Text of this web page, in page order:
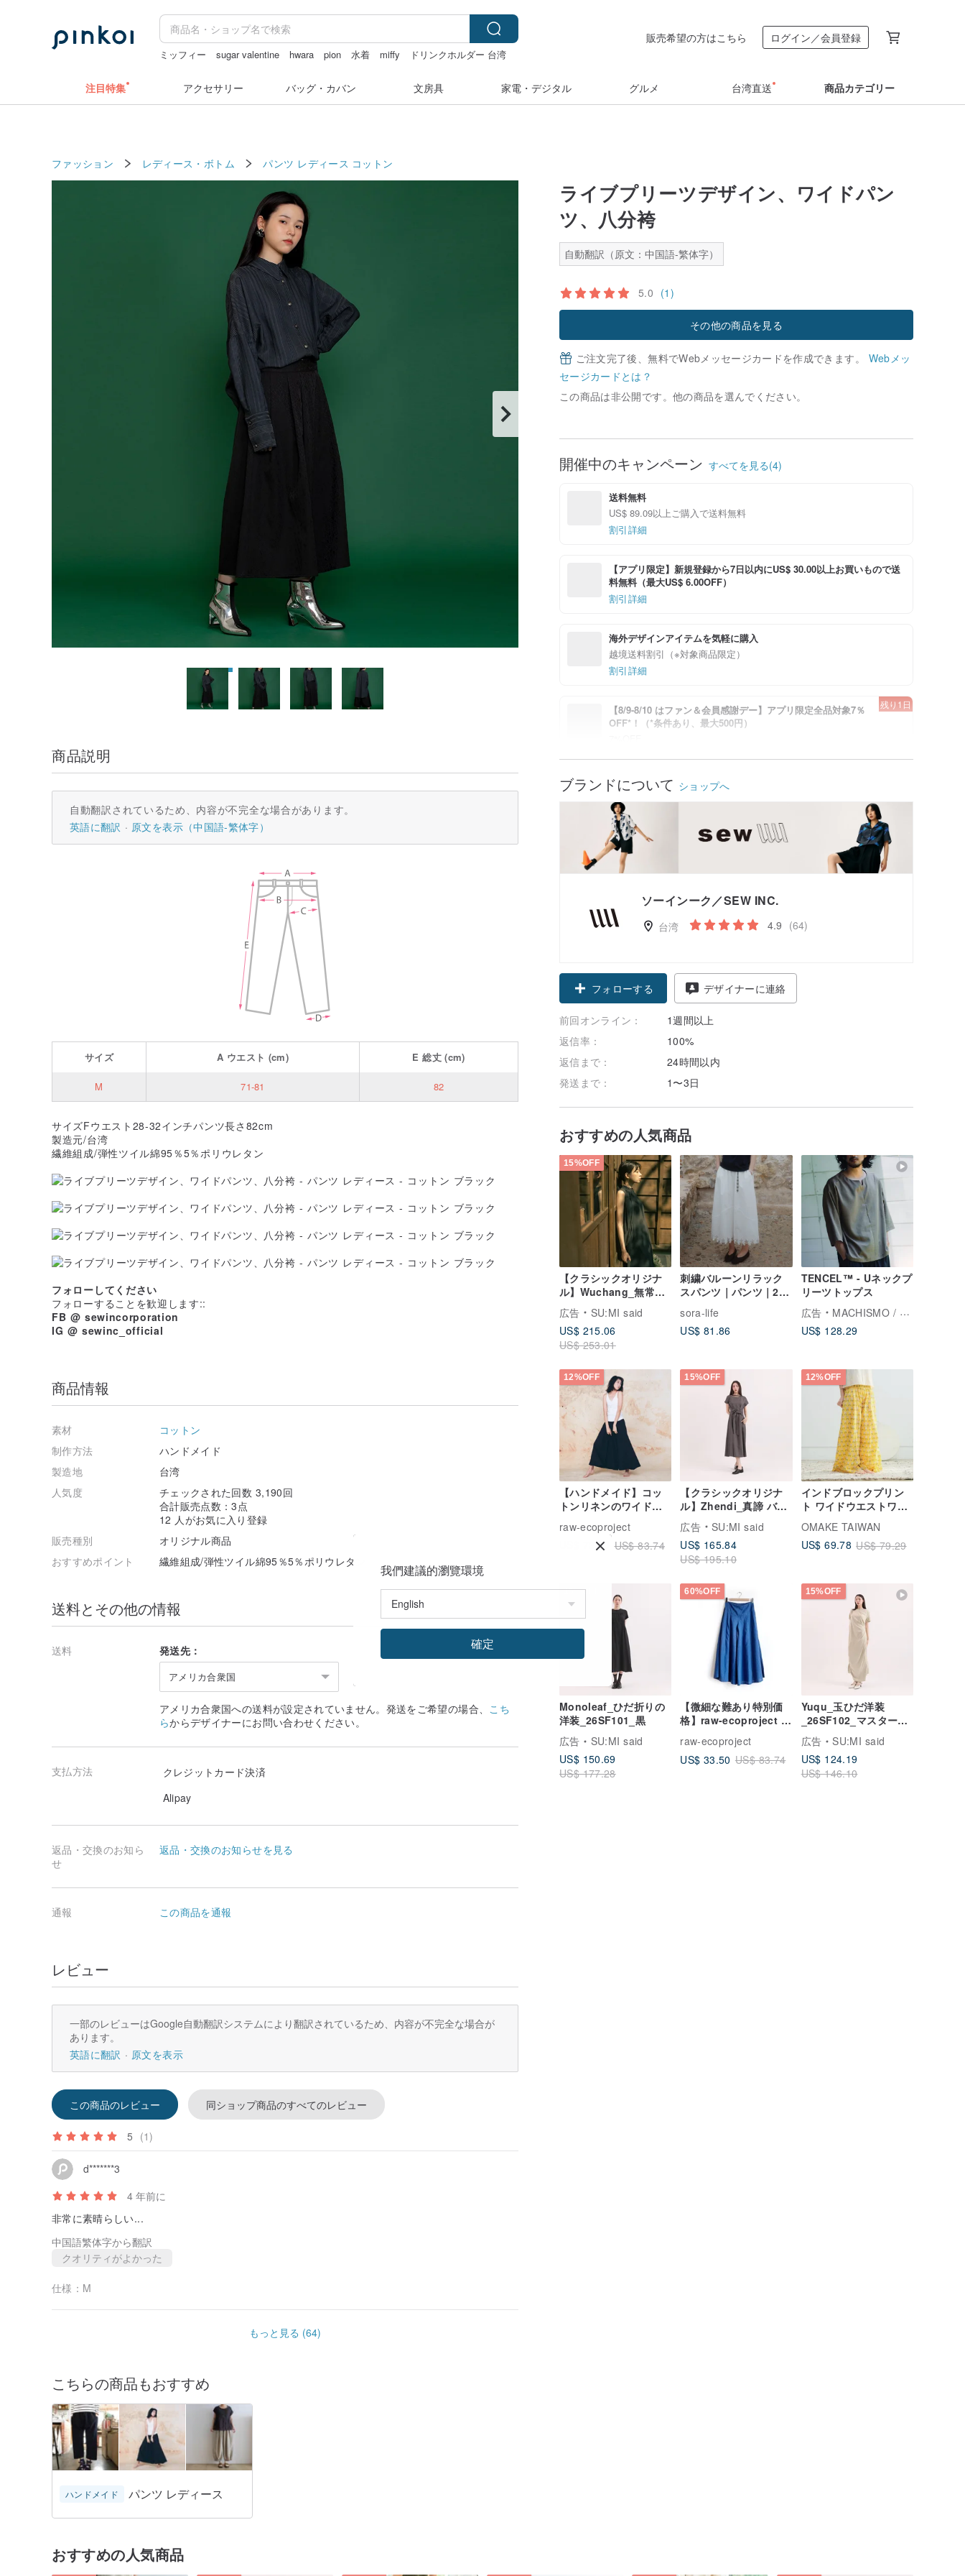
ミッフィー sugar valentine hwara pion 水着 miffy
ドリンクホルダー 台湾
販売希望の方はこちら ログイン／会員登録
注目特集 アクセサリー バッグ・カバン 文房具 家電・デジタル グルメ 台湾直送 商品カテゴリー
ファッション レディース・ボトム パンツ レディース コットン
ライブプリーツデザイン、ワイドパン
ツ、八分袴
自動翻訳（原文：中国語-繁体字）
5.0 (1)
その他の商品を見る
ご注文完了後、無料でWebメッセージカードを作成できます。 Webメッ
セージカードとは？
この商品は非公開です。他の商品を選んでください。
開催中のキャンペーン すべてを見る(4)
送料無料
US$ 89.09以上ご購入で送料無料
割引詳細
【アプリ限定】新規登録から7日以内にUS$ 30.00以上お買いもので送
料無料（最大US$ 6.00OFF）
割引詳細
海外デザインアイテムを気軽に購入
越境送料割引（※対象商品限定）
割引詳細
【8/9-8/10 はファン＆会員感謝デー】アプリ限定全品対象7％
OFF*！（*条件あり、最大500円）
残り1日
ブランドについて ショップへ
ソーインーク／SEW INC.
台湾 4.9 (64)
フォローする デザイナーに連絡
前回オンライン：
1週間以上
返信率：
100%
返信まで：
24時間以内
発送まで：
1〜3日
おすすめの人気商品
15%OFF
【クラシックオリジナ
ル】Wuchang_無常・
しわの長い洋装_鉄灰
__CLD026_
広告
SU:MI said
US$ 215.06
US$ 253.01
刺繍バルーンリラック
スパンツ｜パンツ｜2
sora-life
US$ 81.86
TENCEL™ - Uネックプ
リーツトップス
広告
MACHISMO / マチスモ
US$ 128.29
12%OFF
【ハンドメイド】コッ
トンリネンのワイドス
raw-ecoproject
US$ 73.70
US$ 83.74
15%OFF
【クラシックオリジナ
ル】Zhendi_真諦 バン
ド付きドレス
_CLD034_鉄灰
広告
SU:MI said
US$ 165.84
US$ 195.10
12%OFF
インドブロックプリン
ト ワイドウエストワイ
ドパンツ / ボイル ダン
デライオンフィールド
OMAKE TAIWAN
US$ 69.78 US$ 79.29
15%OFF
Monoleaf_ひだ折りの
洋装_26SF101_黒
広告
SU:MI said
US$ 150.69
US$ 177.28
60%OFF
【微細な難あり特別価
格】raw-ecoproject ボ
raw-ecoproject
US$ 33.50 US$ 83.74
15%OFF
Yuqu_玉ひだ洋装
_26SF102_マスタード
イエロー
広告
SU:MI said
US$ 124.19
US$ 146.10
商品説明
自動翻訳されているため、内容が不完全な場合があります。
英語に翻訳
原文を表示（中国語-繁体字）
サイズ A ウエスト (cm) E総丈(cm)
M 71-81 82
サイズFウエスト28-32インチパンツ長さ82cm
製造元/台湾
繊維組成/弾性ツイル綿95％5％ポリウレタン
フォローしてください
フォローすることを歓迎します::
FB @ sewincorporation
IG @ sewinc_official
商品情報
素材
コットン
制作方法
ハンドメイド
製造地
台湾
人気度
チェックされた回数 3,190回
合計販売点数：3点
12 人がお気に入り登録
販売種別
オリジナル商品
おすすめポイント
繊維組成/弾性ツイル綿95％5％ポリウレタン
送料とその他の情報
送料 発送先：
アメリカ合衆国
アメリカ合衆国への送料が設定されていません。発送をご希望の場合、 こち
らからデザイナーにお問い合わせください。
支払方法
クレジットカード決済
Alipay
返品・交換のお知ら
せ
返品・交換のお知らせを見る
通報 この商品を通報
レビュー
一部のレビューはGoogle自動翻訳システムにより翻訳されているため、内容が不完全な場合が
あります。
英語に翻訳
原文を表示
この商品のレビュー 同ショップ商品のすべてのレビュー
5 (1)
d*******3
4 年前に
非常に素晴らしい...
中国語繁体字から翻訳
クオリティがよかった
仕様： M
もっと見る (64)
こちらの商品もおすすめ
ハンドメイド パンツ レディース
おすすめの人気商品
我們建議的瀏覽環境
確定